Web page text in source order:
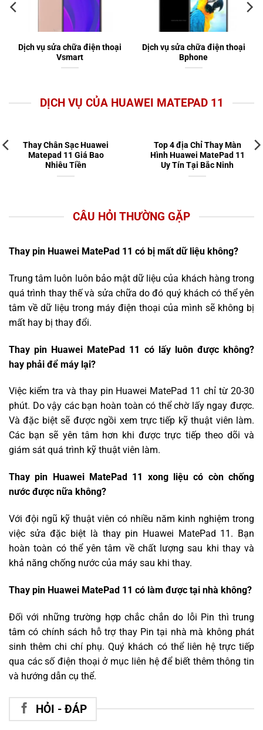
Dịch vụ sửa chữa điện thoại
Vsmart
Dịch vụ sửa chữa điện thoại
Bphone
DỊCH VỤ CỦA HUAWEI MATEPAD 11
Thay Chân Sạc Huawei
Matepad 11 Giá Bao
Nhiêu Tiền
Top 4 địa Chỉ Thay Màn
Hình Huawei MatePad 11
Uy Tín Tại Bắc Ninh
CÂU HỎI THƯỜNG GẶP
Thay pin Huawei MatePad 11 có bị mất dữ liệu không?
Trung tâm luôn luôn bảo mật dữ liệu của khách hàng trong
quá trình thay thế và sửa chữa do đó quý khách có thể yên
tâm về dữ liệu trong máy điện thoại của mình sẽ không bị
mất hay bị thay đổi.
Thay pin Huawei MatePad 11 có lấy luôn được không?
hay phải để máy lại?
Việc kiểm tra và thay pin Huawei MatePad 11 chỉ từ 20-30
phút. Do vậy các bạn hoàn toàn có thể chờ lấy ngay được.
Và đặc biệt sẽ được ngồi xem trực tiếp kỹ thuật viên làm.
Các bạn sẽ yên tâm hơn khi được trực tiếp theo dõi và
giám sát quá trình kỹ thuật viên làm.
Thay pin Huawei MatePad 11 xong liệu có còn chống
nước được nữa không?
Với đội ngũ kỹ thuật viên có nhiều năm kinh nghiệm trong
việc sửa đặc biệt là thay pin Huawei MatePad 11. Bạn
hoàn toàn có thể yên tâm về chất lượng sau khi thay và
khả năng chống nước của máy sau khi thay.
Thay pin Huawei MatePad 11 có làm được tại nhà không?
Đối với những trường hợp chắc chắn do lỗi Pin thì trung
tâm có chính sách hỗ trợ thay Pin tại nhà mà không phát
sinh thêm chi chí phụ. Quý khách có thể liên hệ trực tiếp
qua các số điện thoại ở mục liên hệ để biết thêm thông tin
và hướng dẫn cụ thể.
HỎI - ĐÁP